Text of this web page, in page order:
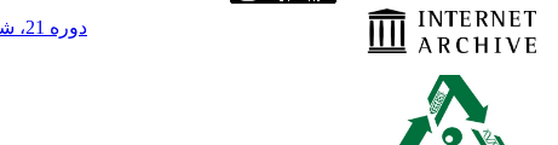
دوره 21، شماره 2 - ( تابستان 1398 )